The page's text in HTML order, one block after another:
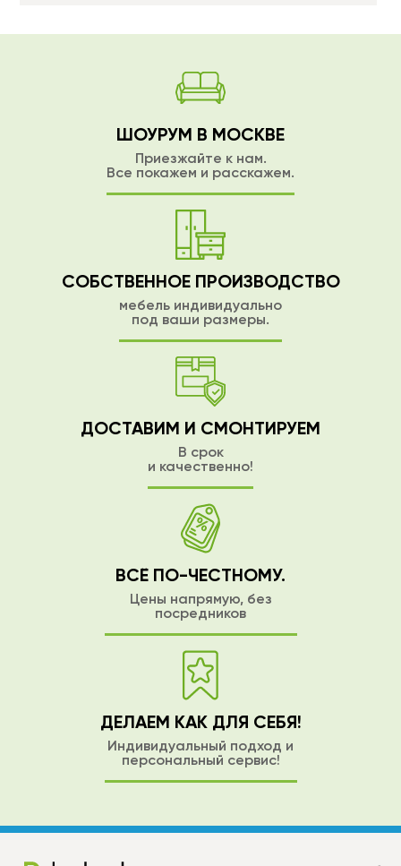
ШОУРУМ В МОСКВЕ
Приезжайте к нам.
Все покажем и расскажем.
СОБСТВЕННОЕ ПРОИЗВОДСТВО
мебель индивидуально
под ваши размеры.
ДОСТАВИМ И СМОНТИРУЕМ
В срок
и качественно!
ВСЁ ПО-ЧЕСТНОМУ.
Цены напрямую, без
посредников
ДЕЛАЕМ КАК ДЛЯ СЕБЯ!
Индивидуальный подход и
персональный сервис!